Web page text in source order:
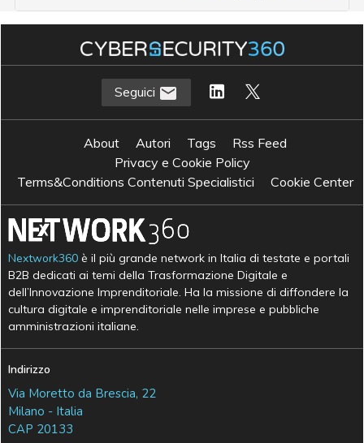
Seguici
About Autori Tags
Rss Feed
Privacy e Cookie Policy
Terms&Conditions Contenuti Specialistici
Cookie Center
Nextwork360 è il più grande network in Italia di testate e portali
B2B dedicati ai temi della Trasformazione Digitale e
dell’Innovazione Imprenditoriale. Ha la missione di diffondere la
cultura digitale e imprenditoriale nelle imprese e pubbliche
amministrazioni italiane.
Indirizzo
Via Moretto da Brescia, 22
Milano - Italia
CAP 20133